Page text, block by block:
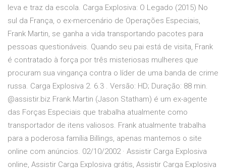
leva e traz da escola. Carga Explosiva: O Legado (2015) No
sul da França, o ex-mercenário de Operações Especiais,
Frank Martin, se ganha a vida transportando pacotes para
pessoas questionáveis. Quando seu pai está de visita, Frank
é contratado à força por três misteriosas mulheres que
procuram sua vingança contra o líder de uma banda de crime
russa. Carga Explosiva 2. 6.3 . Versão: HD; Duração: 88 min.
@assistir.biz Frank Martin (Jason Statham) é um ex-agente
das Forças Especiais que trabalha atualmente como
transportador de itens valiosos. Frank atualmente trabalha
para a poderosa família Billings, apenas mantemos o site
online com anúncios. 02/10/2002 · Assistir Carga Explosiva
online, Assistir Carga Explosiva grátis, Assistir Carga Explosiva